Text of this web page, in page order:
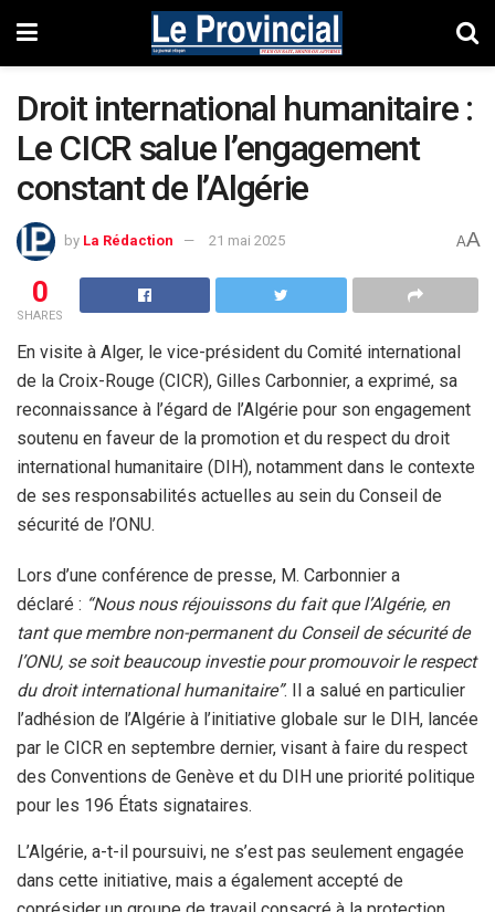
Droit international humanitaire :
Le CICR salue l’engagement
constant de l’Algérie
by La Rédaction 21 mai 2025 AA
0
SHARES
En visite à Alger, le vice-président du Comité international
de la Croix-Rouge (CICR), Gilles Carbonnier, a exprimé, sa
reconnaissance à l’égard de l’Algérie pour son engagement
soutenu en faveur de la promotion et du respect du droit
international humanitaire (DIH), notamment dans le contexte
de ses responsabilités actuelles au sein du Conseil de
sécurité de l’ONU.
Lors d’une conférence de presse, M. Carbonnier a
déclaré : “Nous nous réjouissons du fait que l’Algérie, en
tant que membre non-permanent du Conseil de sécurité de
l’ONU, se soit beaucoup investie pour promouvoir le respect
du droit international humanitaire”. Il a salué en particulier
l’adhésion de l’Algérie à l’initiative globale sur le DIH, lancée
par le CICR en septembre dernier, visant à faire du respect
des Conventions de Genève et du DIH une priorité politique
pour les 196 États signataires.
L’Algérie, a-t-il poursuivi, ne s’est pas seulement engagée
dans cette initiative, mais a également accepté de